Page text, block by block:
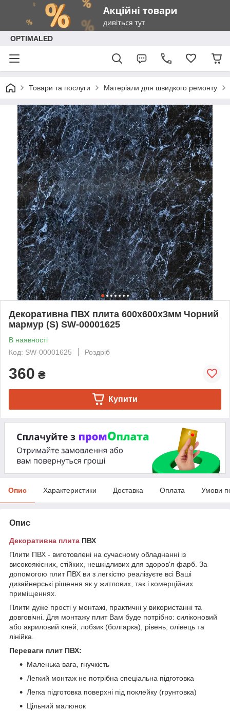
OPTIMALED
Товари та послуги Матеріали для швидкого ремонту
Декоративна ПВХ плита 600х600х3мм Чорний
мармур (S) SW-00001625
В наявності
Код: SW-00001625
Роздріб
360 ₴
Купити
Опис Характеристики Доставка Оплата Умови
Опис
Декоративна плита ПВХ
Плити ПВХ - виготовлені на сучасному обладнанні із
високоякісних, стійких, нешкідливих для здоров'я фарб. За
допомогою плит ПВХ ви з легкістю реалізуєте всі Ваші
дизайнерські рішення як у житлових, так і комерційних
приміщеннях.
Плити дуже прості у монтажі, практичні у використанні та
довговічні. Для монтажу плит Вам буде потрібно: силіконовий
або акриловий клей, лобзик (болгарка), рівень, олівець та
лінійка.
Переваги плит ПВХ:
Маленька вага, гнучкість
Легкий монтаж не потрібна спеціальна підготовка
Легка підготовка поверхні під поклейку (грунтовка)
Цільний малюнок